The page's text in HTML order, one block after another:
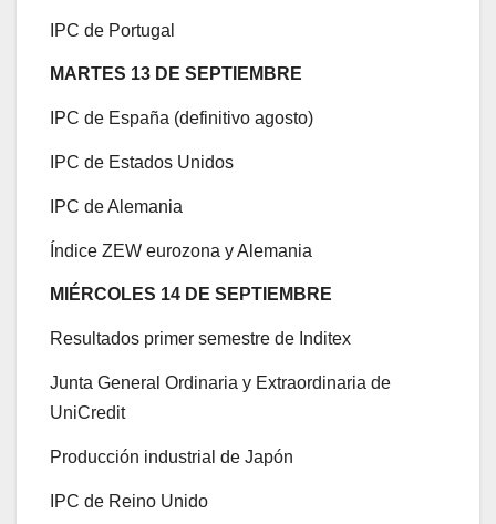
IPC de Portugal
MARTES 13 DE SEPTIEMBRE
IPC de España (definitivo agosto)
IPC de Estados Unidos
IPC de Alemania
Índice ZEW eurozona y Alemania
MIÉRCOLES 14 DE SEPTIEMBRE
Resultados primer semestre de Inditex
Junta General Ordinaria y Extraordinaria de
UniCredit
Producción industrial de Japón
IPC de Reino Unido